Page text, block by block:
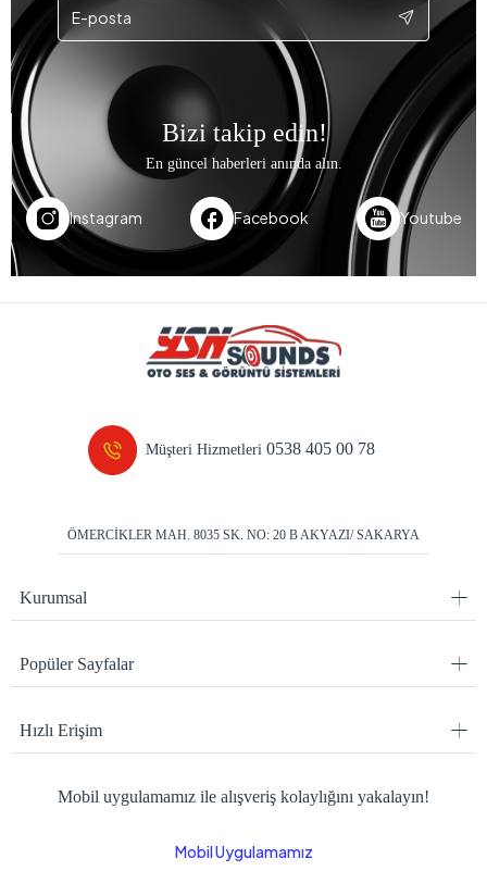
Bizi takip edin!
En güncel haberleri anında alın.
Instagram Facebook Youtube
Müşteri Hizmetleri0538 405 00 78
ÖMERCİKLER MAH. 8035 SK. NO: 20 B AKYAZI/ SAKARYA
Kurumsal
Popüler Sayfalar
Hızlı Erişim
Mobil uygulamamız ile alışveriş kolaylığını yakalayın!
Mobil Uygulamamız